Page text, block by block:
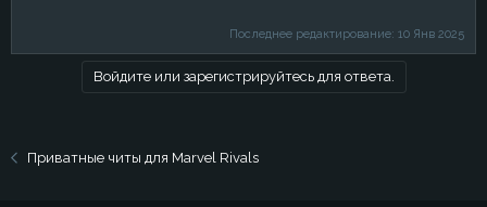
Последнее редактирование: 10 Янв 2025
Войдите или зарегистрируйтесь для ответа.
Приватные читы для Marvel Rivals